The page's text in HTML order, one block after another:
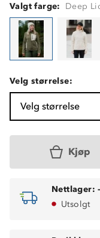
Valgt farge: Deep
Velg størrelse:
Velg størrelse
Kjøp
Nettlager: -
Utsolgt